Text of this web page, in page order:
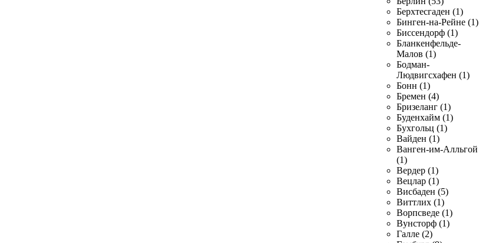
Берхтесгаден (1)
Бинген-на-Рейне (1)
Биссендорф (1)
Бланкенфельде-
Малов (1)
Бодман-
Людвигсхафен (1)
Бонн (1)
Бремен (4)
Бризеланг (1)
Буденхайм (1)
Бухгольц (1)
Вайден (1)
Ванген-им-Алльгой
(1)
Вердер (1)
Вецлар (1)
Висбаден (5)
Виттлих (1)
Ворпсведе (1)
Вунсторф (1)
Галле (2)